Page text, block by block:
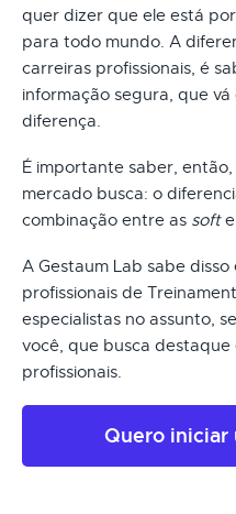
quer dizer que ele está
para todo mundo. A
carreiras profissionais, é
informação segura, que
diferença.
É importante saber,
mercado busca: o
combinação entre as softe
A Gestaum Lab sabe
profissionais de
especialistas no assunto,
você, que busca destaque
profissionais.
Quero